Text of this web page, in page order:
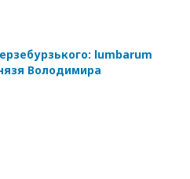
lumbarum
Володимира